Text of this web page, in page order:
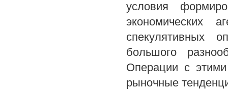
условия
экономических
спекулятивных
большого
Операции с
рыночные